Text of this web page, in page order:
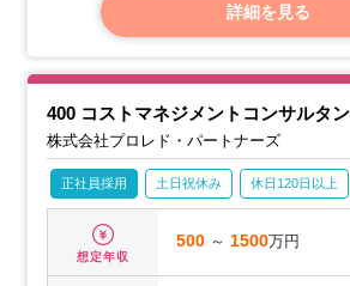
・大規模なシステム移行や、複数の基盤
ク、関連性をしっかりと整理し、安全に
詳細を見る
400 コストマネジメントコンサルタ
株式会社プロレド・パートナーズ
正社員採用 土日祝休み 休日120日以上
想定年収
500 ～1500万円